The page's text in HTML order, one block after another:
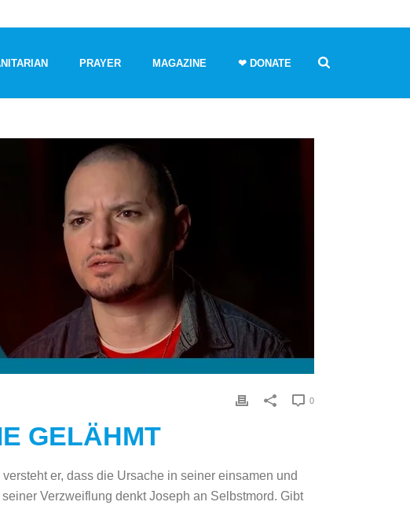
PRAYER MAGAZINE ❤ DONATE
0
GELÄHMT
er, dass die Ursache in seiner einsamen und
Verzweiflung denkt Joseph an Selbstmord. Gibt